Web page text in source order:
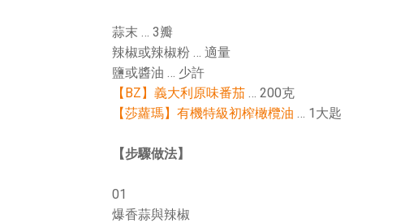
蒜末 … 3瓣
辣椒或辣椒粉 … 適量
鹽或醬油 … 少許
【BZ】義大利原味番茄 … 200克
【莎蘿瑪】有機特級初榨橄欖油 … 1大匙
【步驟做法】
01
爆香蒜與辣椒